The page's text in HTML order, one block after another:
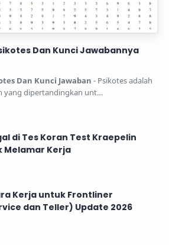
Dan Kunci Jawabannya
Dan Kunci Jawaban - Psikotes adalah
yang dipertandingkan unt…
di Tes Koran Test Kraepelin
Melamar Kerja
Kerja untuk Frontliner
dan Teller) Update 2026